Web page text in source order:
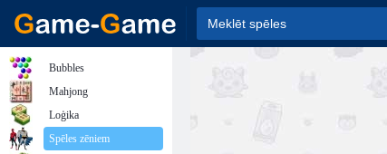
Bubbles
Mahjong
Loģika
Spēles zēniem